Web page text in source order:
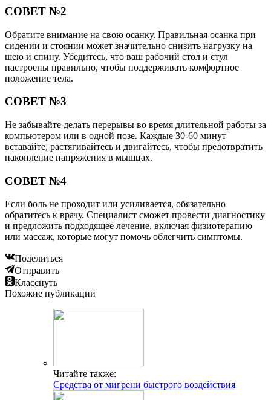
СОВЕТ №2
Обратите внимание на свою осанку. Правильная осанка при
сидении и стоянии может значительно снизить нагрузку на
шею и спину. Убедитесь, что ваш рабочий стол и стул
настроены правильно, чтобы поддерживать комфортное
положение тела.
СОВЕТ №3
Не забывайте делать перерывы во время длительной работы за
компьютером или в одной позе. Каждые 30-60 минут
вставайте, растягивайтесь и двигайтесь, чтобы предотвратить
накопление напряжения в мышцах.
СОВЕТ №4
Если боль не проходит или усиливается, обязательно
обратитесь к врачу. Специалист сможет провести диагностику
и предложить подходящее лечение, включая физиотерапию
или массаж, которые могут помочь облегчить симптомы.
Поделиться
Отправить
Класснуть
Похожие публикации
Читайте также:
Средства от мигрени быстрого воздействия